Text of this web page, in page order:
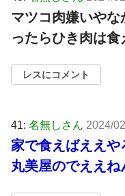
マツコ肉嫌いや
ったらひき肉は食
レスにコメント
41: 名無しさん 2024/
家で食えばええ
丸美屋のでええね